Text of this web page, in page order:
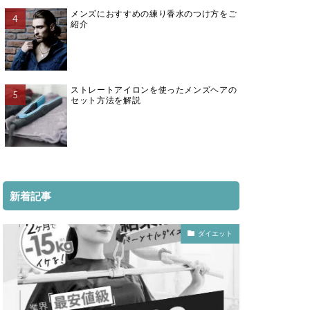
メンズにおすすめの練り香水のつけ方をご
紹介
ストレートアイロンを使ったメンズヘアの
セット方法を解説
新着記事
ダイエット